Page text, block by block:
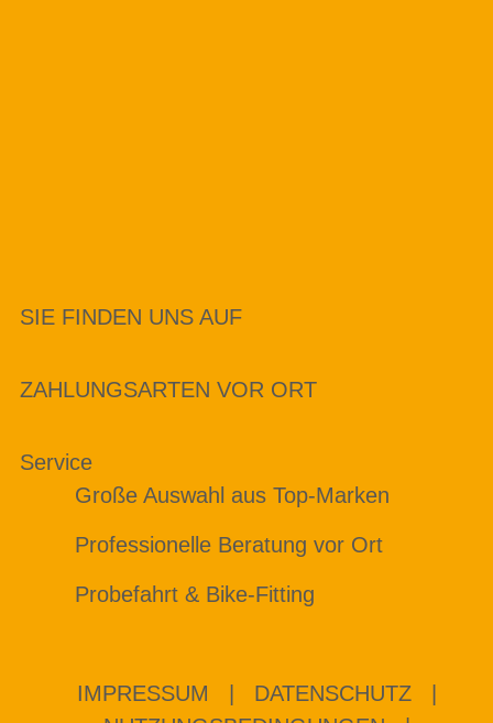
SIE FINDEN UNS AUF
ZAHLUNGSARTEN VOR ORT
Service
Große Auswahl aus Top-Marken
Professionelle Beratung vor Ort
Probefahrt & Bike-Fitting
IMPRESSUM DATENSCHUTZ